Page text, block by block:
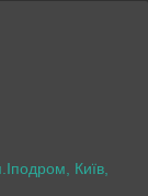
Київ,